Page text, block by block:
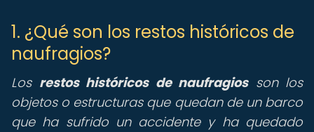
1. ¿Qué son los restos históricos de
naufragios?
Los restos históricos de naufragiosson los
objetos o estructuras que quedan de un barco
que ha sufrido un accidente y ha quedado